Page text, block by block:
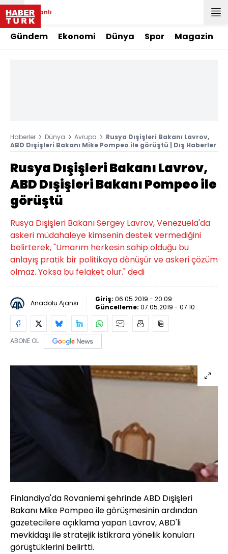
Canlı
Gündem Ekonomi Dünya Spor Magazin
Haberler Dünya Avrupa
Rusya Dışişleri Bakanı Lavrov,
ABD Dışişleri Bakanı Mike Pompeo ile görüştü | Dış Haberler
Rusya Dışişleri Bakanı Lavrov,
ABD Dışişleri Bakanı Pompeo ile
görüştü
Rusya Dışişleri Bakanı Sergey Lavrov, Venezuela'da
askeri müdahaleye kimsenin destek vermediğini
belirterek, "Umarım herkesin sahip olduğu bu
anlayış pratik bir politikaya dönüşür ve askeri çözüm
olmaz. Yoksa bu felaket olur." dedi
Anadolu Ajansı Giriş: 06.05.2019 - 20:09
Güncelleme: 07.05.2019 - 07:10
ABONE OL
Finlandiya'da Rovaniemi şehrinde ABD Dışişleri
Bakanı Mike Pompeo ile görüşmesinin ardından
gazetecilere açıklama yapan Lavrov, ABD'li
mevkidaşı ile stratejik istikrara yönelik konuları
görüştüklerini belirtti.